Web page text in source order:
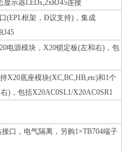
显示器LEDs,2xRJ45连接
(EPL框架，Ð­议支持)，集成
电源模块，X20锁定板(左和右)，包
X20底座模块(XC,BC,HB,etc)和1个
)，包括X20AC0SL1/X20AC0SR1
口，电气隔离，另购1×TB704端子